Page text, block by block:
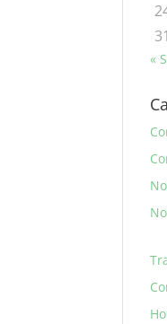
31
«